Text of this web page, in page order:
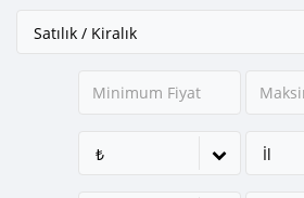
Satılık / Kiralık
₺ İl